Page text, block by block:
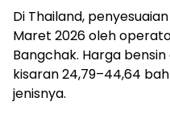
Di Thailand,
Maret 2026 oleh
Bangchak. Harga
kisaran 24,79–44,64
jenisnya.